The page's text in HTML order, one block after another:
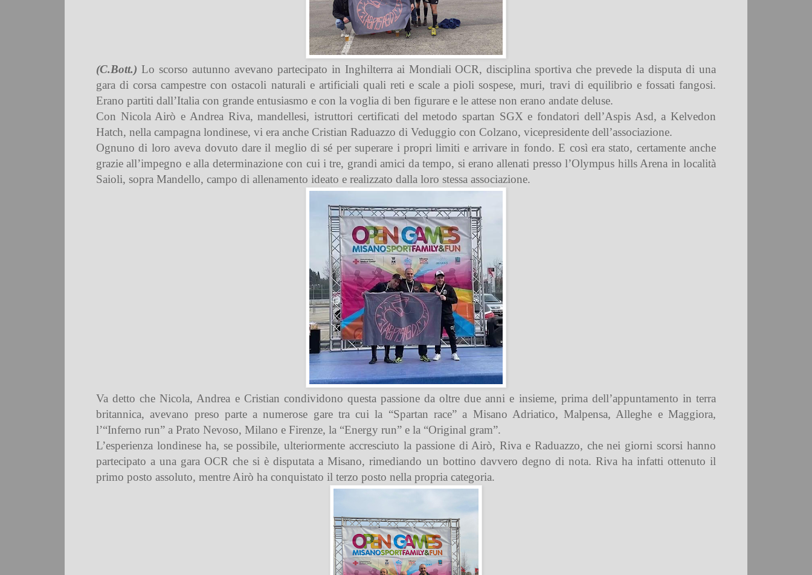
(C.Bott.) Lo scorso autunno avevano partecipato in Inghilterra ai Mondiali OCR, disciplina sportiva che prevede la disputa di una
gara di corsa campestre con ostacoli naturali e artificiali quali reti e scale a pioli sospese, muri, travi di equilibrio e fossati fangosi.
Erano partiti dall’Italia con grande entusiasmo e con la voglia di ben figurare e le attese non erano andate deluse.
Con Nicola Airò e Andrea Riva, mandellesi, istruttori certificati del metodo spartan SGX e fondatori dell’Aspis Asd, a Kelvedon
Hatch, nella campagna londinese, vi era anche Cristian Raduazzo di Veduggio con Colzano, vicepresidente dell’associazione.
Ognuno di loro aveva dovuto dare il meglio di sé per superare i propri limiti e arrivare in fondo. E così era stato, certamente anche
grazie all’impegno e alla determinazione con cui i tre, grandi amici da tempo, si erano allenati presso l’Olympus hills Arena in località
Saioli, sopra Mandello, campo di allenamento ideato e realizzato dalla loro stessa associazione.
Va detto che Nicola, Andrea e Cristian condividono questa passione da oltre due anni e insieme, prima dell’appuntamento in terra
britannica, avevano preso parte a numerose gare tra cui la “Spartan race” a Misano Adriatico, Malpensa, Alleghe e Maggiora,
l’“Inferno run” a Prato Nevoso, Milano e Firenze, la “Energy run” e la “Original gram”.
L’esperienza londinese ha, se possibile, ulteriormente accresciuto la passione di Airò, Riva e Raduazzo, che nei giorni scorsi hanno
partecipato a una gara OCR che si è disputata a Misano, rimediando un bottino davvero degno di nota. Riva ha infatti ottenuto il
primo posto assoluto, mentre Airò ha conquistato il terzo posto nella propria categoria.